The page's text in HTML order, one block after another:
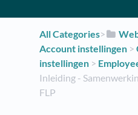
All Categories​>​
Account instellingen​ > ​
instellingen​ > ​
Inleiding -
FLP